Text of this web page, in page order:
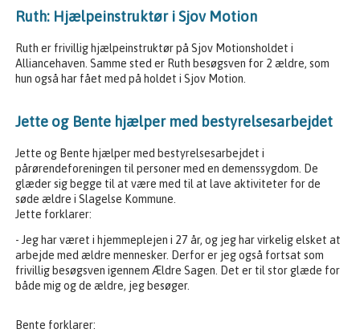
Ruth: Hjælpeinstruktør i Sjov Motion
Ruth er frivillig hjælpeinstruktør på Sjov Motionsholdet i
Alliancehaven. Samme sted er Ruth besøgsven for 2 ældre, som
hun også har fået med på holdet i Sjov Motion.
Jette og Bente hjælper med bestyrelsesarbejdet
Jette og Bente hjælper med bestyrelsesarbejdet i
pårørendeforeningen til personer med en demenssygdom. De
glæder sig begge til at være med til at lave aktiviteter for de
søde ældre i Slagelse Kommune.
Jette forklarer:
- Jeg har været i hjemmeplejen i 27 år, og jeg har virkelig elsket at
arbejde med ældre mennesker. Derfor er jeg også fortsat som
frivillig besøgsven igennem Ældre Sagen. Det er til stor glæde for
både mig og de ældre, jeg besøger.
Bente forklarer: